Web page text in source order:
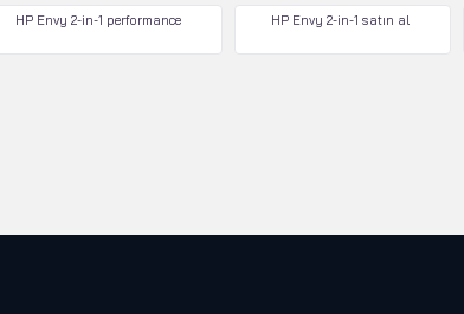
HP Envy 2-in-1 performance HP Envy 2-in-1 satın al